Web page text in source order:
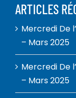
ARTICLES
Mercredi De
– Mars 2025
Mercredi De
– Mars 2025